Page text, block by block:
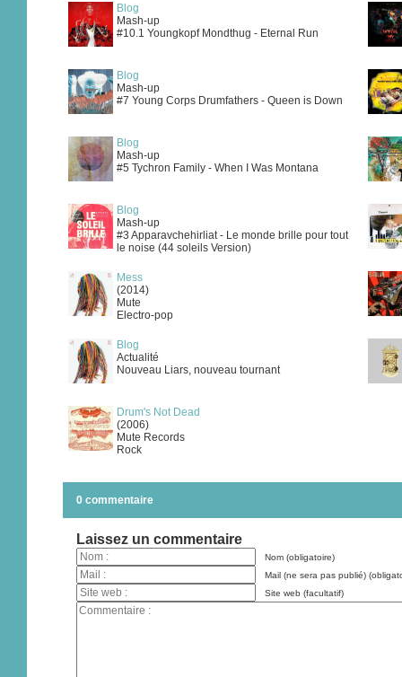
Blog
Mash-up
#10.1 Youngkopf Mondthug - Eternal Run
Blog
Mash-up
#7 Young Corps Drumfathers - Queen is Down
Blog
Mash-up
#5 Tychron Family - When I Was Montana
Blog
Mash-up
#3 Apparavchehirliat - Le monde brille pour tout
le noise (44 soleils Version)
Mess
(2014)
Mute
Electro-pop
Blog
Actualité
Nouveau Liars, nouveau tournant
Drum's Not Dead
(2006)
Mute Records
Rock
0 commentaire
Laissez un commentaire
Nom (obligatoire)
Mail (ne sera pas publié)
Site web (facultatif)